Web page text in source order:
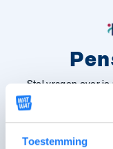
Toestemming
Stel vragen over
buitenland wil